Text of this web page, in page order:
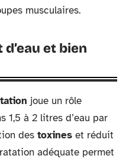
musculaires.
et bien
joue un rôle
1,5 à 2 litres d’eau par
des toxines et réduit
adéquate permet